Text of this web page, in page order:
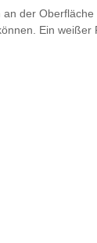
der
Ein